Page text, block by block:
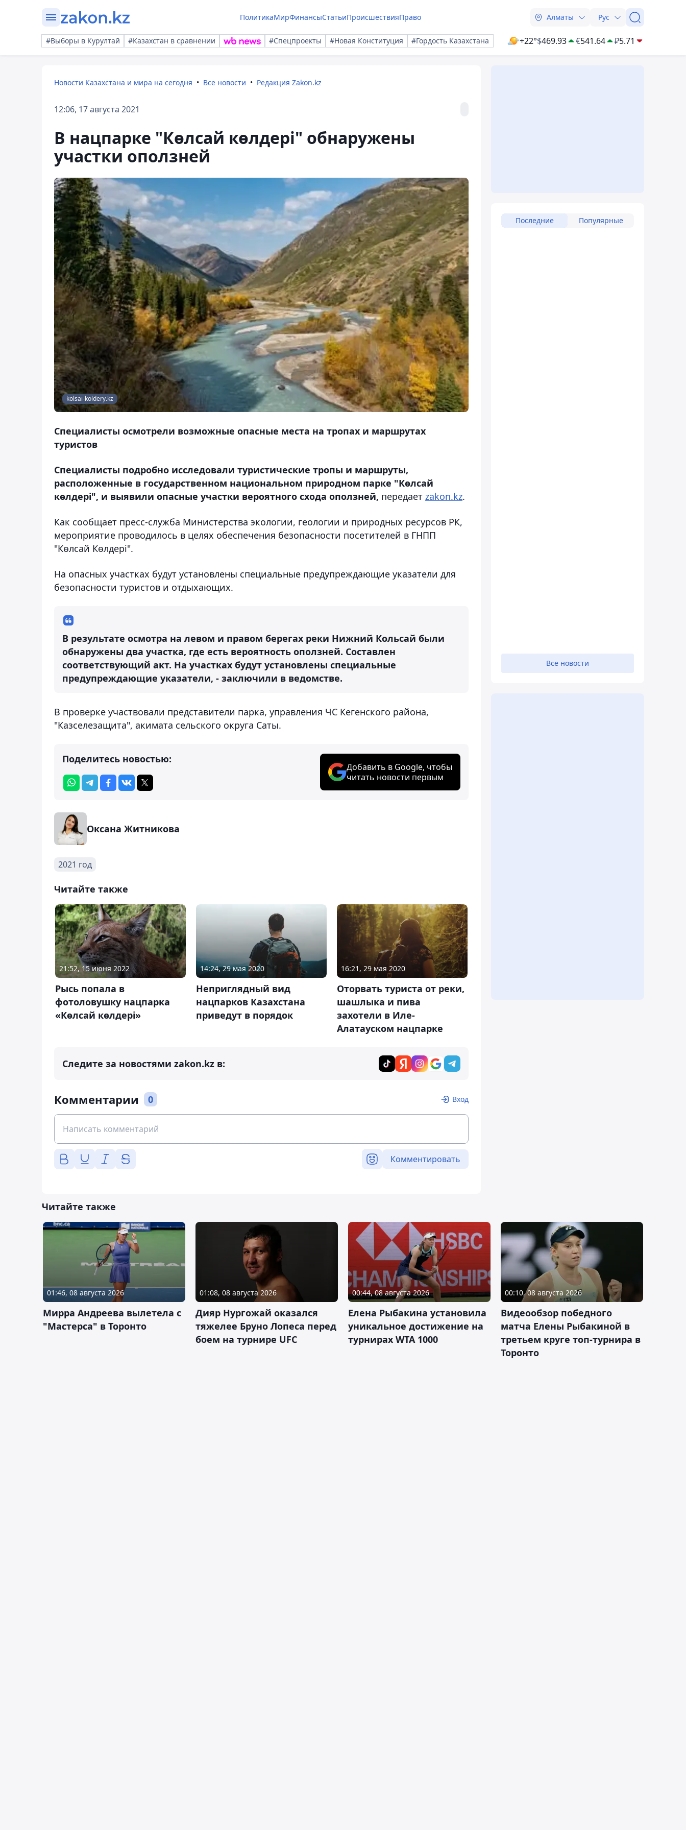
ПолитикаМирФинансыСтатьиПроисшествияПраво Алматы Рус
#Выборы в Курултай #Казахстан в сравнении #Спецпроекты #Новая Конституция #Гордость Казахстана +22°$469.93 €541.64 ₽5.71
Новости Казахстана и мира на сегодня Все новости Редакция Zakon.kz
12:06, 17 августа 2021
В нацпарке "Көлсай көлдері" обнаружены
участки оползней
kolsai-koldery.kz
Специалисты осмотрели возможные опасные места на тропах и маршрутах
туристов
Специалисты подробно исследовали туристические тропы и маршруты,
расположенные в государственном национальном природном парке "Көлсай
көлдері", и выявили опасные участки вероятного схода оползней, передает zakon.kz.
Как сообщает пресс-служба Министерства экологии, геологии и природных ресурсов РК,
мероприятие проводилось в целях обеспечения безопасности посетителей в ГНПП
"Көлсай Көлдері".
На опасных участках будут установлены специальные предупреждающие указатели для
безопасности туристов и отдыхающих.
В результате осмотра на левом и правом берегах реки Нижний Кольсай были
обнаружены два участка, где есть вероятность оползней. Составлен
соответствующий акт. На участках будут установлены специальные
предупреждающие указатели, - заключили в ведомстве.
В проверке участвовали представители парка, управления ЧС Кегенского района,
"Казселезащита", акимата сельского округа Саты.
Поделитесь новостью:
Добавить в Google, чтобы
читать новости первым
Оксана Житникова
2021 год
Читайте также
21:52, 15 июня 2022
Рысь попала в
фотоловушку нацпарка
«Көлсай көлдері»
14:24, 29 мая 2020
Неприглядный вид
нацпарков Казахстана
приведут в порядок
16:21, 29 мая 2020
Оторвать туриста от реки,
шашлыка и пива
захотели в Иле-
Алатауском нацпарке
Следите за новостями zakon.kz в:
Комментарии 0 Вход
Комментировать
Последние Популярные
Все новости
Читайте также
01:46, 08 августа 2026
Мирра Андреева вылетела с
"Мастерса" в Торонто
01:08, 08 августа 2026
Дияр Нургожай оказался
тяжелее Бруно Лопеса перед
боем на турнире UFC
00:44, 08 августа 2026
Елена Рыбакина установила
уникальное достижение на
турнирах WTA 1000
00:10, 08 августа 2026
Видеообзор победного
матча Елены Рыбакиной в
третьем круге топ-турнира в
Торонто